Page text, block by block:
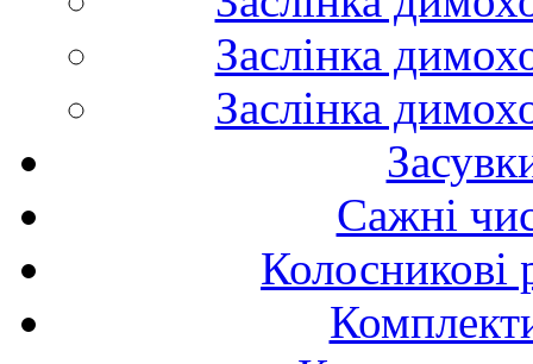
Заслінка
Заслінка
Сажні
Колосникові